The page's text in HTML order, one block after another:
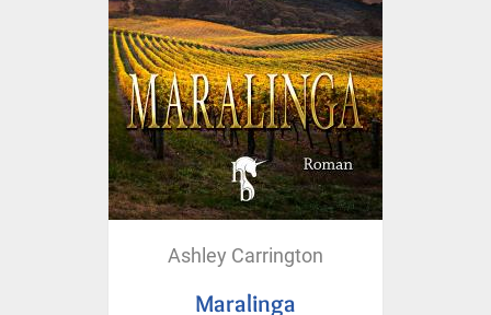
Ashley Carrington
Maralinga